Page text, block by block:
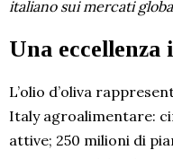
italiano sui mercati
Una eccellenza
L’olio d’oliva
Italy agroalimentare:
attive; 250 milioni di